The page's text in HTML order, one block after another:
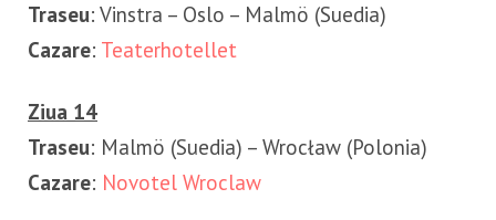
Traseu: Vinstra – Oslo – Malmö (Suedia)
Cazare: Teaterhotellet
Ziua 14
Traseu: Malmö (Suedia) – Wrocław (Polonia)
Cazare: Novotel Wroclaw